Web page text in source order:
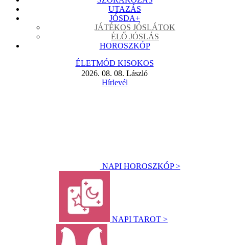
UTAZÁS
JÓSDA+
JÁTÉKOS JÓSLÁTOK
ÉLŐ JÓSLÁS
HOROSZKÓP
ÉLETMÓD KISOKOS
2026. 08. 08. László
Hírlevél
NAPI HOROSZKÓP >
NAPI TAROT >